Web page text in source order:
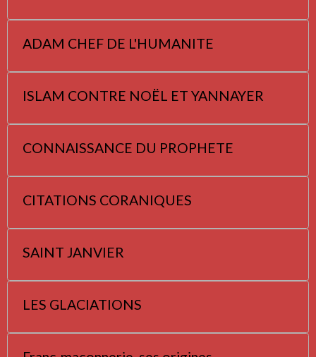
ADAM CHEF DE L'HUMANITE
ISLAM CONTRE NOËL ET YANNAYER
CONNAISSANCE DU PROPHETE
CITATIONS CORANIQUES
SAINT JANVIER
LES GLACIATIONS